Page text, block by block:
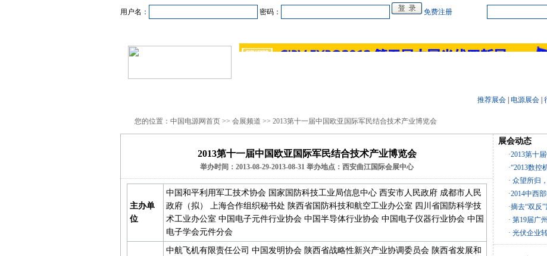
用户名： 密码： 免费注册
推荐展会 电源展会
您的位置：中国电源网首页 >> 会展频道 >> 2013第十一届中国欧亚国际军民结合技术产业博览会
2013第十一届中国欧亚国际军民结合技术产业博览会
举办时间：2013-08-29-2013-08-31 举办地点：西安曲江国际会展中心
主办单
位
中国和平利用军工技术协会 国家国防科技工业局信息中心 西安市人民政府 成都市人民
政府（拟） 上海合作组织秘书处 陕西省国防科技和航空工业办公室 四川省国防科学技
术工业办公室 中国电子元件行业协会 中国半导体行业协会 中国电子仪器行业协会 中国
电子学会元件分会
中航飞机有限责任公司 中国发明协会 陕西省战略性新兴产业协调委员会 陕西省发展和
展会动态
·2013第十
·“2013数控
· 众望所归
·2014中西
·摘去“双反
· 第19届广
· 光伏企业